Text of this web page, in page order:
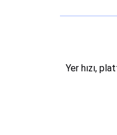
Yer hızı,